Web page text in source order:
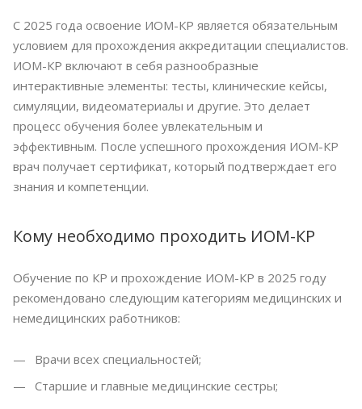
С 2025 года освоение ИОМ-КР является обязательным
условием для прохождения аккредитации специалистов.
ИОМ-КР включают в себя разнообразные
интерактивные элементы: тесты, клинические кейсы,
симуляции, видеоматериалы и другие. Это делает
процесс обучения более увлекательным и
эффективным. После успешного прохождения ИОМ-КР
врач получает сертификат, который подтверждает его
знания и компетенции.
Кому необходимо проходить ИОМ-КР
Обучение по КР и прохождение ИОМ-КР в 2025 году
рекомендовано следующим категориям медицинских и
немедицинских работников:
Врачи всех специальностей;
Старшие и главные медицинские сестры;